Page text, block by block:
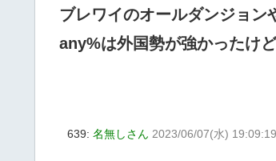
ブレワイのオールダンジョン
any%は外国勢が強かったけど
639: 名無しさん 2023/06/07(水)